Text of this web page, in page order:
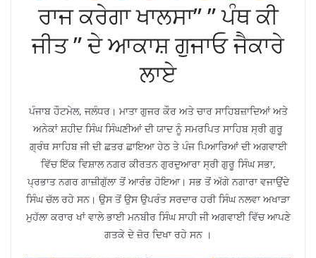
ਰਾਜ ਕਰੇਗਾ ਖਾਲਸਾ” ” ਪੰਥ ਕੀ
ਜੀਤ ” ਦੇ ਆਕਾਸ਼ ਗੁਜਾਓ ਜੈਕਾਰੇ
ਲਾਏ
ਪੰਜਾਬ ਹੌਟਮੇਲ, ਜਲੰਧਰ। ਮਾਤਾ ਗੁਜਰ ਕੌਰ ਅਤੇ ਚਾਰ ਸਾਹਿਬਜ਼ਾਦਿਆਂ ਅਤੇ
ਅਨੇਕਾਂ ਸ਼ਹੀਦ ਸਿੰਘ ਸਿੰਘਣੀਆਂ ਦੀ ਯਾਦ ਨੂੰ ਸਮਰਪਿਤ ਸਾਹਿਬ ਸ੍ਰੀ ਗੁਰੂ
ਗ੍ਰੰਥ ਸਾਹਿਬ ਜੀ ਦੀ ਛਤਰ ਛਾਇਆ ਹੇਠ ਤੇ ਪੰਜ ਪਿਆਰਿਆਂ ਦੀ ਅਗਵਾਈ
ਵਿੱਚ ਇੱਕ ਵਿਸ਼ਾਲ ਨਗਰ ਕੀਰਤਨ ਗੁਰਦੁਆਰਾ ਸ੍ਰੀ ਗੁਰੂ ਸਿੰਘ ਸਭਾ,
ਪ੍ਰਭਾਤ ਨਗਰ ਗਾਜ਼ੀਗੁੱਲਾ ਤੋਂ ਆਰੰਭ ਹੋਇਆ। ਸਭ ਤੋਂ ਅੱਗੇ ਨਗਾਰਾ ਵਜਾਉਂਦੇ
ਸਿੰਘ ਚੱਲ ਰਹੇ ਸਨ। ਉਸ ਤੋਂ ਉਸ ਉਪਰੰਤ ਸਰਦਾਰ ਹਰੀ ਸਿੰਘ ਨਲਵਾ ਅਖਾੜਾ
ਮੁਹੱਲਾ ਕਰਾਰ ਖਾਂ ਵਾਲੇ ਭਾਈ ਮਨਬੀਰ ਸਿੰਘ ਸਾਹੀ ਜੀ ਅਗਵਾਈ ਵਿੱਚ ਆਪਣੇ
ਗਤਕੇ ਦੇ ਜ਼ੋਰ ਦਿਖਾ ਰਹੇ ਸਨ ।